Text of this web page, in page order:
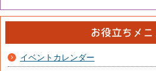
イベントカレンダー